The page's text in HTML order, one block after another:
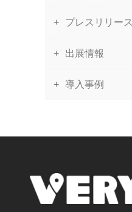
プレスリリース
出展情報
導入事例